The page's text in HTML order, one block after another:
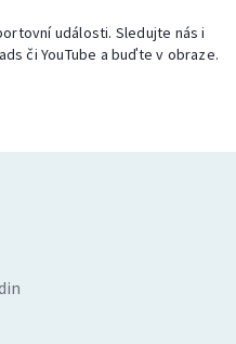
události. Sledujte nás i
či YouTube a buďte v obraze.